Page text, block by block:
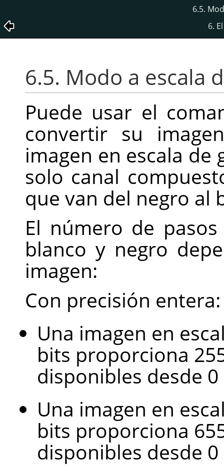
6.5.
6.
6.5. Modo a escala
Puede usar el
convertir su
imagen en escala
solo canal
que van del negro al
El número de
blanco y negro
imagen:
Con precisión entera:
Una imagen en
bits proporciona
disponibles desde
Una imagen en
bits proporciona
disponibles desde